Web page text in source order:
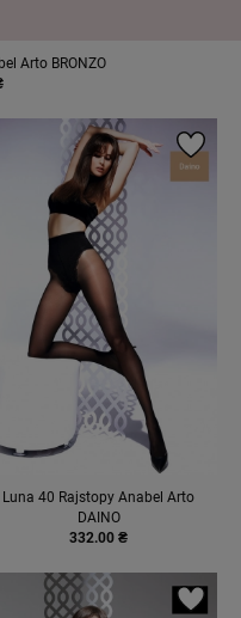
Arto BRONZO
Luna 40 Rajstopy Anabel Arto
DAINO
332.00 ₴